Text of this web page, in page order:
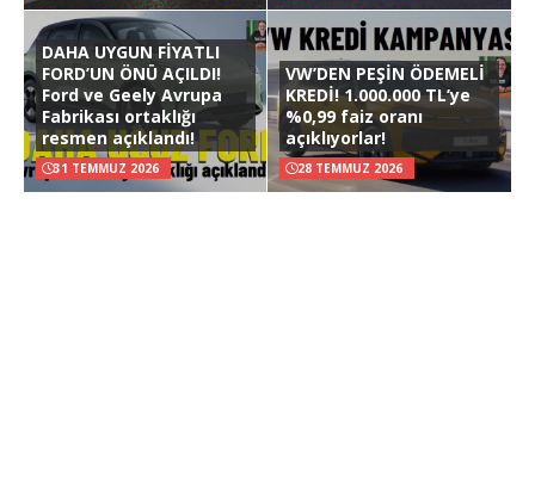
DAHA UYGUN FİYATLI
FORD’UN ÖNÜ AÇILDI!
Ford ve Geely Avrupa
Fabrikası ortaklığı
resmen açıklandı!
31 TEMMUZ 2026
VW’DEN PEŞİN ÖDEMELİ
KREDİ! 1.000.000 TL’ye
%0,99 faiz oranı
açıklıyorlar!
28 TEMMUZ 2026